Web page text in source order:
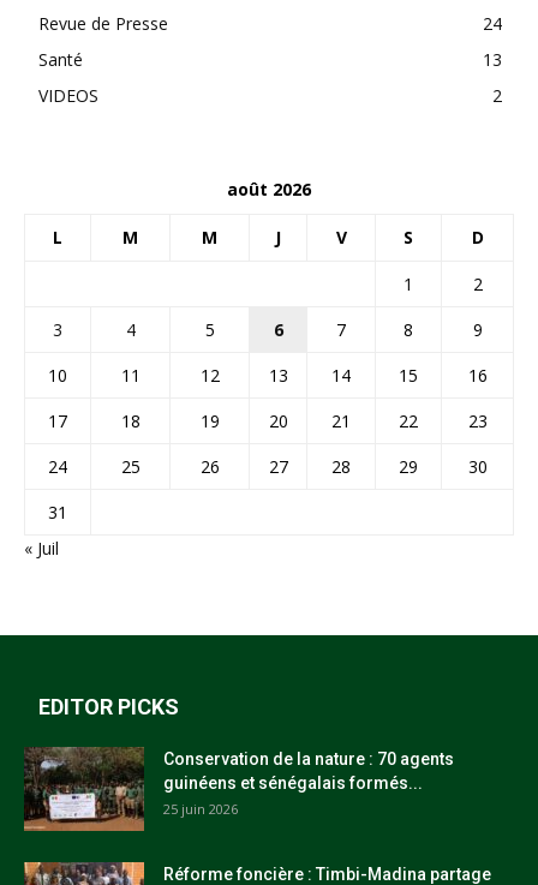
Revue de Presse
24
Santé
13
VIDEOS
2
août 2026
L M M J V S D
1
2
3
4 5 6 7 8
9
10
11 12 13 14 15
16
17
18 19 20 21 22
23
24
25 26 27 28 29
30
31
« Juil
EDITOR PICKS
Conservation de la nature : 70 agents
guinéens et sénégalais formés...
25 juin 2026
Réforme foncière : Timbi-Madina partage